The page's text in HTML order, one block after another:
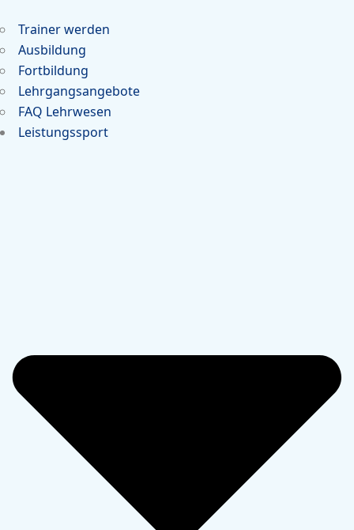
Trainer werden
Ausbildung
Fortbildung
Lehrgangsangebote
FAQ Lehrwesen
Leistungssport